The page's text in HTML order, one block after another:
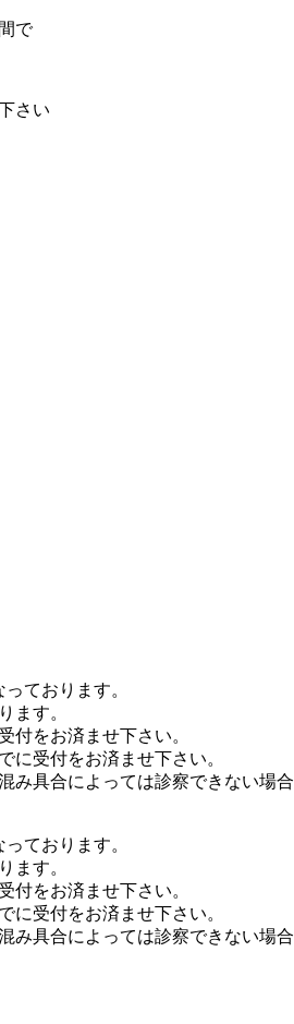
で
さい
ております。
ます。
付をお済ませ下さい。
に受付をお済ませ下さい。
み具合によっては診察できない場合
ております。
ます。
付をお済ませ下さい。
に受付をお済ませ下さい。
具合によっては診察できない場